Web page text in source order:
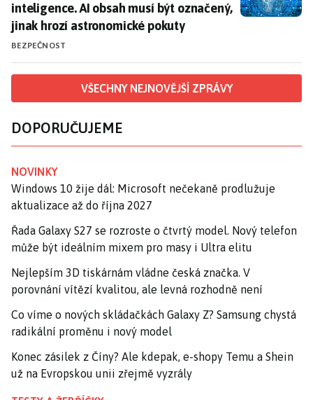
inteligence. AI obsah musí být označený,
jinak hrozí astronomické pokuty
BEZPEČNOST
VŠECHNY NEJNOVĚJŠÍ ZPRÁVY
DOPORUČUJEME
NOVINKY
Windows 10 žije dál: Microsoft nečekaně prodlužuje
aktualizace až do října 2027
Řada Galaxy S27 se rozroste o čtvrtý model. Nový telefon
může být ideálním mixem pro masy i Ultra elitu
Nejlepším 3D tiskárnám vládne česká značka. V
porovnání vítězí kvalitou, ale levná rozhodně není
Co víme o nových skládačkách Galaxy Z? Samsung chystá
radikální proměnu i nový model
Konec zásilek z Číny? Ale kdepak, e-shopy Temu a Shein
už na Evropskou unii zřejmě vyzrály